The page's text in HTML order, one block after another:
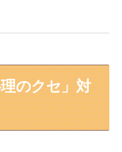
のクセ」対